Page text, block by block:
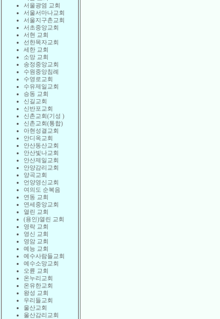
서울광염 교회
서울서마나교회
서울지구촌교회
서초중앙교회
서현 교회
선한목자교회
세한 교회
소망 교회
송정중앙교회
수원중앙침례
수영로교회
수유제일교회
승동 교회
신길교회
신반포교회
신촌교회(기성 )
신촌교회(통합)
아현성결교회
안디옥교회
안산동산교회
안산빛나교회
안산제일교회
안양감리교회
양곡교회
언양영신교회
여의도 순복음
연동 교회
연세중앙교회
열린 교회
(용인)열린 교회
영락 교회
영신 교회
영암 교회
예능 교회
예수사람들교회
예수소망교회
오륜 교회
온누리교회
온유한교회
왕성 교회
우리들교회
울산교회
울산감리교회